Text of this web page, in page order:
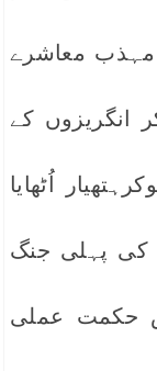
مہذب معاشرے
کے
اُٹھایا
جس کی زندہ مثال ۱۸۵۷؁ء کی پہلی جنگ
حکمت عملی